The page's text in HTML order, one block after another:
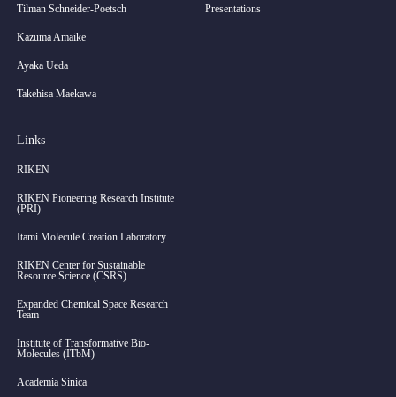
Tilman Schneider-Poetsch
Kazuma Amaike
Ayaka Ueda
Takehisa Maekawa
Presentations
Links
RIKEN
RIKEN Pioneering Research Institute
(PRI)
Itami Molecule Creation Laboratory
RIKEN Center for Sustainable
Resource Science (CSRS)
Expanded Chemical Space Research
Team
Institute of Transformative Bio-
Molecules (ITbM)
Academia Sinica